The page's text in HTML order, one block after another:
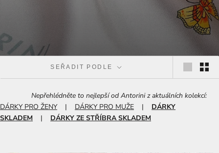
SEŘADIT PODLE
Nepřehlédněte to nejlepší od Antorini z aktuálních kolekcí:
DÁRKY PRO ŽENY| DÁRKY PRO MUŽE | DÁRKY
SKLADEM | DÁRKY ZE STŘÍBRA SKLADEM